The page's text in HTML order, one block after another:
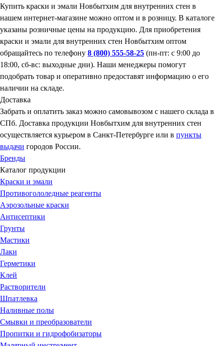
Купить краски и эмали Новбытхим для внутренних стен в
нашем интернет-магазине можно оптом и в розницу. В каталоге
указаны розничные цены на продукцию. Для приобретения
краски и эмали для внутренних стен Новбытхим оптом
обращайтесь по телефону 8 (800) 555-58-25 (пн-пт: с 9:00 до
18:00, сб-вс: выходные дни). Наши менеджеры помогут
подобрать товар и оперативно предоставят информацию о его
наличии на складе.
Доставка
Забрать и оплатить заказ можно самовывозом с нашего склада в
СПб. Доставка продукции Новбытхим для внутренних стен
осуществляется курьером в Санкт-Петербурге или в пункты
выдачи городов России.
Бренды
Каталог продукции
Краски и эмали
Противогололедные реагенты
Аэрозольные краски
Антисептики
Грунты
Мастики
Лаки
Герметики
Клей
Растворители
Шпатлевка
Наливные полы
Смывки и преобразователи
Пропитки и гидрофобизаторы